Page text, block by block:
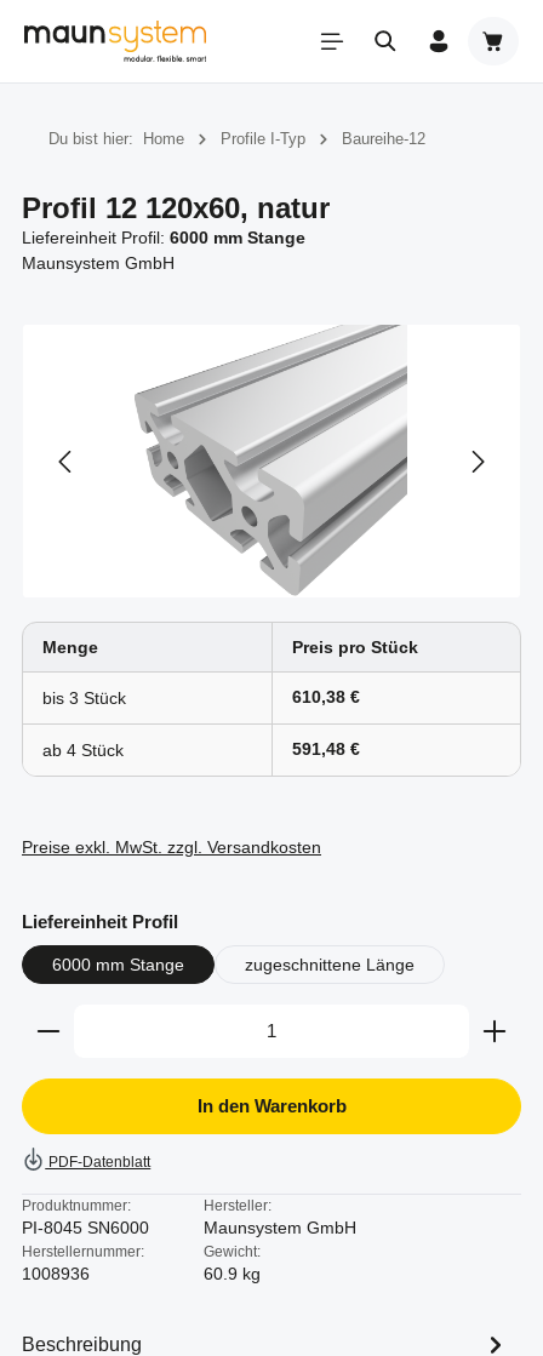
Zum Hauptinhalt springen
Du bist hier: Home Profile I-Typ Baureihe-12
Profil 12 120x60, natur
Liefereinheit Profil: 6000 mm Stange
Maunsystem GmbH
Menge Preis pro Stück
bis 3 610,38 €
ab 4 591,48 €
Preise exkl. MwSt. zzgl. Versandkosten
Liefereinheit Profilauswählen
6000 mm Stange zugeschnittene Länge
Produkt Anzahl: Gib den gewünschten Wert ein
In den Warenkorb
PDF-Datenblatt
Produktnummer:
PI-8045 SN6000
Hersteller:
Maunsystem GmbH
Herstellernummer:
1008936
Gewicht:
60.9 kg
Beschreibung